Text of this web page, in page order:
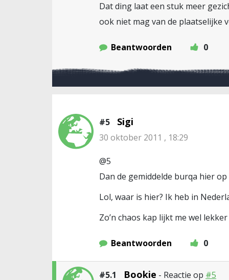
Dat ding laat een stuk meer
ook niet mag van de plaatselijke
Beantwoorden 0
#5 Sigi
30 oktober 2011 , 18:29
@5
Dan de gemiddelde burqa hier
Lol, waar is hier? Ik heb in
Zo’n chaos kap lijkt me wel
Beantwoorden 0
#5.1 Bookie - Reactie op #5